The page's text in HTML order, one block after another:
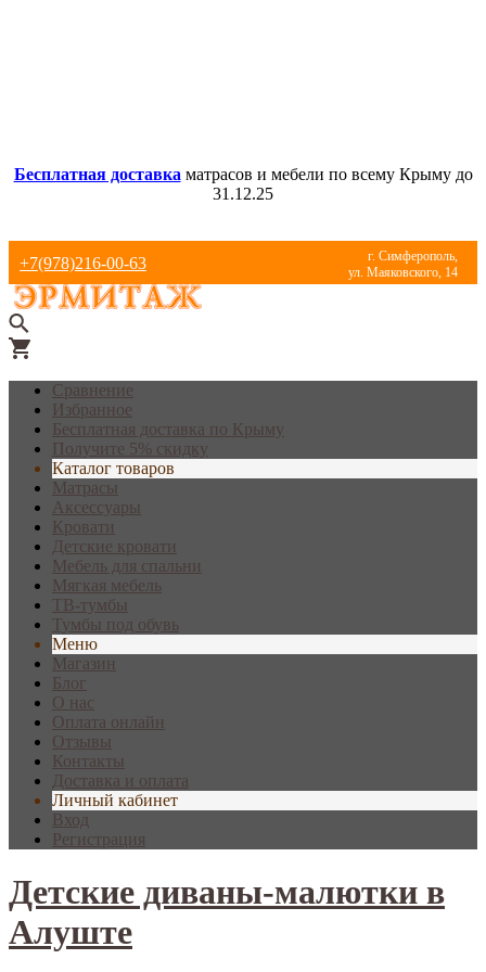
Бесплатная доставка матрасов и мебели по всему Крыму до
31.12.25
+7(978)216-00-63
г. Симферополь,
ул. Маяковского, 14
Сравнение
Избранное
Бесплатная доставка по Крыму
Получите 5% скидку
Каталог товаров
Матрасы
Аксессуары
Кровати
Детские кровати
Мебель для спальни
Мягкая мебель
ТВ-тумбы
Тумбы под обувь
Меню
Магазин
Блог
О нас
Оплата онлайн
Отзывы
Контакты
Доставка и оплата
Личный кабинет
Вход
Регистрация
Детские диваны-малютки в
Алуште